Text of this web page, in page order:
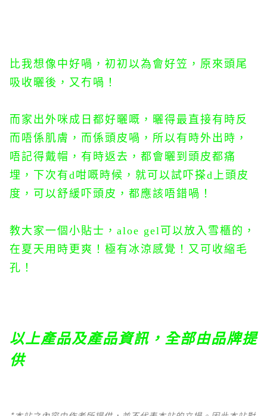
比我想像中好喎，初初以為會好笠，原來頭尾
吸收曬後，又冇喎！
而家出外咪成日都好曬嘅，曬得最直接有時反
而唔係肌膚，而係頭皮喎，所以有時外出時，
唔記得戴帽，有時返去，都會曬到頭皮都痛
埋，下次有d咁嘅時候，就可以試吓搽d上頭皮
度，可以舒緩吓頭皮，都應該唔錯喎！
教大家一個小貼士，aloe gel可以放入雪櫃的，
在夏天用時更爽！極有冰涼感覺！又可收縮毛
孔！
以上產品及產品資訊，全部由品牌提
供